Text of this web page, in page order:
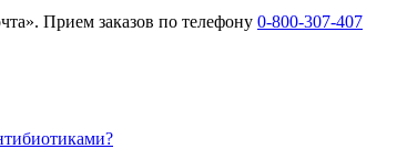
Прием заказов по телефону 0-800-307-407